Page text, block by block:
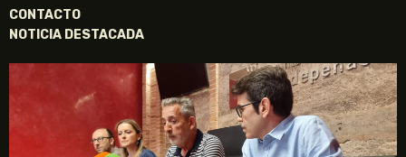
CONTACTO
NOTICIA DESTACADA